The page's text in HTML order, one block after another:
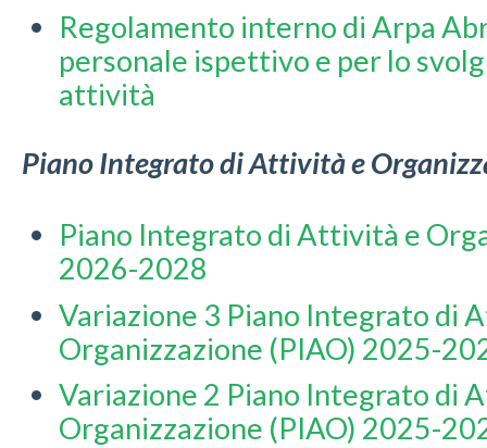
Regolamento interno di Arpa
personale ispettivo e per lo
attività
Piano Integrato di Attività e
Piano Integrato di Attività e
2026-2028
Variazione 3 Piano Integrato di
Organizzazione (PIAO) 2025-
Variazione 2 Piano Integrato di
Organizzazione (PIAO) 2025-